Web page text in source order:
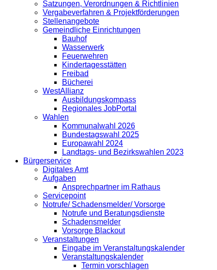
Satzungen, Verordnungen & Richtlinien
Vergabeverfahren & Projektförderungen
Stellenangebote
Gemeindliche Einrichtungen
Bauhof
Wasserwerk
Feuerwehren
Kindertagesstätten
Freibad
Bücherei
WestAllianz
Ausbildungskompass
Regionales JobPortal
Wahlen
Kommunalwahl 2026
Bundestagswahl 2025
Europawahl 2024
Landtags- und Bezirkswahlen 2023
Bürgerservice
Digitales Amt
Aufgaben
Ansprechpartner im Rathaus
Servicepoint
Notrufe/ Schadensmelder/ Vorsorge
Notrufe und Beratungsdienste
Schadensmelder
Vorsorge Blackout
Veranstaltungen
Eingabe im Veranstaltungskalender
Veranstaltungskalender
Termin vorschlagen